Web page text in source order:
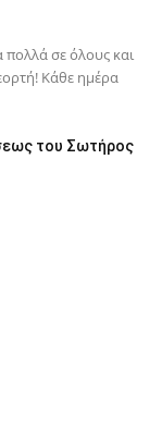
πολλά σε όλους και
Κάθε ημέρα
του Σωτήρος